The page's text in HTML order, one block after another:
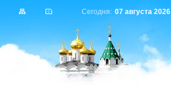
Сегодня: 07 августа 2026